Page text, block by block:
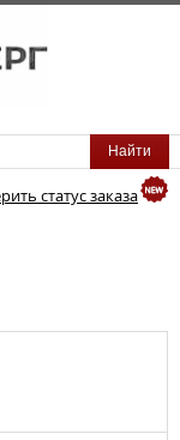
статус заказа